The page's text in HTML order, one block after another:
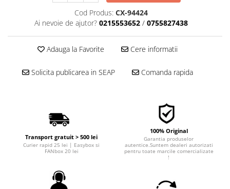
Recipiente si pulverizatoare
Genti si accesorii
► Filtre auto
■ Accesorii filtre
■ Filtre ulei
■ Filtre habitaclu
■ Filtre uscator
■ Filtre epurator
Cod Produs: CX-94424
Ai nevoie de ajutor? 0215553652 / 0755827438
Adauga la Favorite Cere informatii
Solicita publicarea in SEAP Comanda rapida
Transport gratuit > 500 lei
Curier rapid 25 lei | Easybox si
FANbox 20 lei
100% Original
Garantia produselor
autentice.Suntem dealeri autorizati
pentru toate marcile comercializate
!